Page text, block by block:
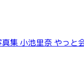
集 小池里奈 やっと